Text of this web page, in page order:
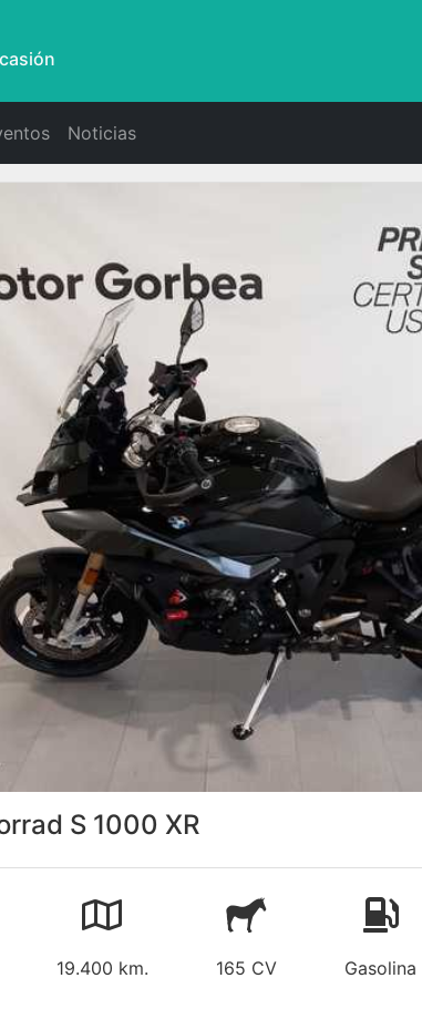
Noticias
S 1000 XR
19.400 km. 165 CV Gasolina